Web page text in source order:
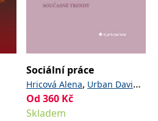
Sociální práce
Hricová Alena, Urban David,
Ondráček (ed.) Stanislav
Od 360 Kč
Skladem